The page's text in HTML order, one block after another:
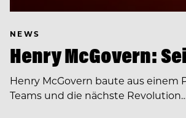
NEWS
Henry McGovern:
Henry McGovern baute aus
Teams und die nächste